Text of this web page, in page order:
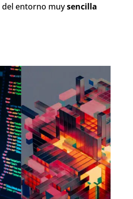
del entorno muysencilla